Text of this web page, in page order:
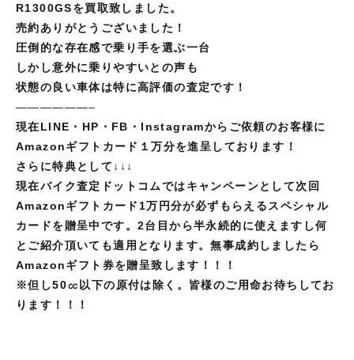
R1300GSを買取致しました。
売約ありがとうございました！
圧倒的な存在感で乗り手を選ぶ一台
しかし意外に乗りやすいとの声も
状態の良い車体は特に高評価の査定です！
——————–
現在LINE・HP・FB・Instagramからご依頼のお客様に
Amazonギフトカード１万分を進呈しております！
さらに特典として↓↓↓
現在バイク査定ドットコムではキャンペーンとして次回
Amazonギフトカード1万円分が必ずもらえるスペシャル
カードを贈呈中です。2台目から半永続的に使えますし何
とご紹介頂いても適用となります。無事成約しましたら
Amazonギフト券を贈呈致します！！！
※但し50㏄以下の原付は除く。皆様のご用命お待ちしてお
ります！！！